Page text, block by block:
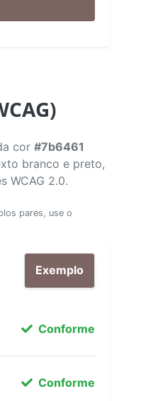
cor #7b6461
branco e preto,
WCAG 2.0.
pares, use o
Exemplo
Conforme
Conforme